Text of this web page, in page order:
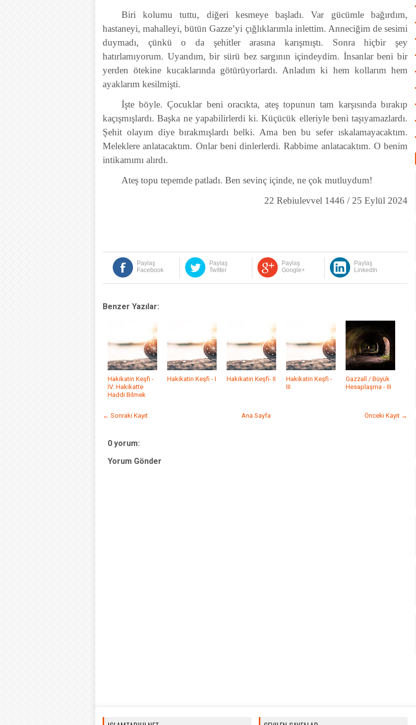
Biri kolumu tuttu, diğeri kesmeye başladı. Var gücümle bağırdım,
hastaneyi, mahalleyi, bütün Gazze’yi çığlıklarımla inlettim. Anneciğim de sesimi
duymadı, çünkü o da şehitler arasına karışmıştı. Sonra hiçbir şey
hatırlamıyorum. Uyandım, bir sürü bez sargının içindeydim. İnsanlar beni bir
yerden ötekine kucaklarında götürüyorlardı. Anladım ki hem kollarım hem
ayaklarım kesilmişti.
İşte böyle. Çocuklar beni oracıkta, ateş topunun tam karşısında bırakıp
kaçışmışlardı. Başka ne yapabilirlerdi ki. Küçücük elleriyle beni taşıyamazlardı.
Şehit olayım diye bırakmışlardı belki. Ama ben bu sefer ıskalamayacaktım.
Meleklere anlatacaktım. Onlar beni dinlerlerdi. Rabbime anlatacaktım. O benim
intikamımı alırdı.
Ateş topu tepemde patladı. Ben sevinç içinde, ne çok mutluydum!
22 Rebiulevvel 1446 / 25 Eylül 2024
Paylaş
Facebook
Paylaş
Twitter
Paylaş
Google+
Paylaş
LinkedIn
Benzer Yazılar:
Hakikatin Keşfi -
IV: Hakikatte
Haddi Bilmek
Hakikatin Keşfi - I Hakikatin Keşfi- II
Hakikatin Keşfi -
III
Gazzalî / Büyük
Hesaplaşma - III
← Sonraki Kayıt Önceki Kayıt →
Ana Sayfa
0 yorum:
Yorum Gönder